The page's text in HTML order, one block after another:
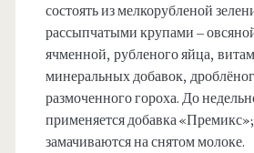
состоять из мелкорубленой
рассыпчатыми крупами –
ячменной, рубленого яйца,
минеральных добавок,
размоченного гороха. До
применяется добавка
замачиваются на снятом молоке.